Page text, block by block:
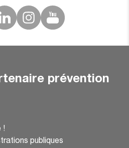
prévention
!
publiques